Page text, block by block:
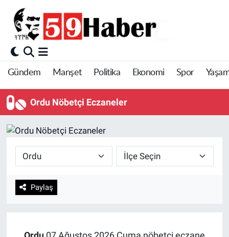
Gündem Manşet Politika Ekonomi Spor
Ordu Nöbetçi Eczaneler
Paylaş